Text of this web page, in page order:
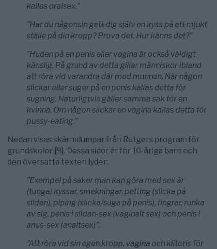
kallas oralsex.”
”Har du någonsin gett dig själv en kyss på ett mjukt
ställe på din kropp? Prova det. Hur känns det?”
”Huden på en penis eller vagina är också väldigt
känslig. På grund av detta gillar människor ibland
att röra vid varandra där med munnen. När någon
slickar eller suger på en penis kallas detta för
sugning. Naturligtvis gäller samma sak för en
kvinna. Om någon slickar en vagina kallas detta för
pussy-eating.”
Nedan visas skärmdumpar från Rutgers program för
grundskolor [9]. Dessa sidor är för 10-åriga barn och
den översatta texten lyder:
”Exempel på saker man kan göra med sex är
(tunga) kyssar, smekningar, petting (slicka på
slidan), piping (slicka/suga på penis), fingrar, runka
av sig, penis i slidan-sex (vaginalt sex) och penis i
anus-sex (analtsex)”.
”Att röra vid sin egen kropp, vagina och klitoris för